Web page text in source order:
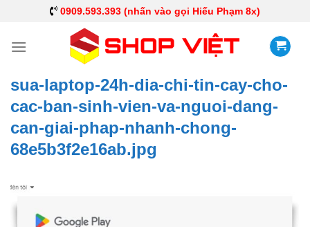
0909.593.393 (nhấn vào gọi Hiếu Phạm 8x)
sua-laptop-24h-dia-chi-tin-cay-cho-
cac-ban-sinh-vien-va-nguoi-dang-
can-giai-phap-nhanh-chong-
68e5b3f2e16ab.jpg